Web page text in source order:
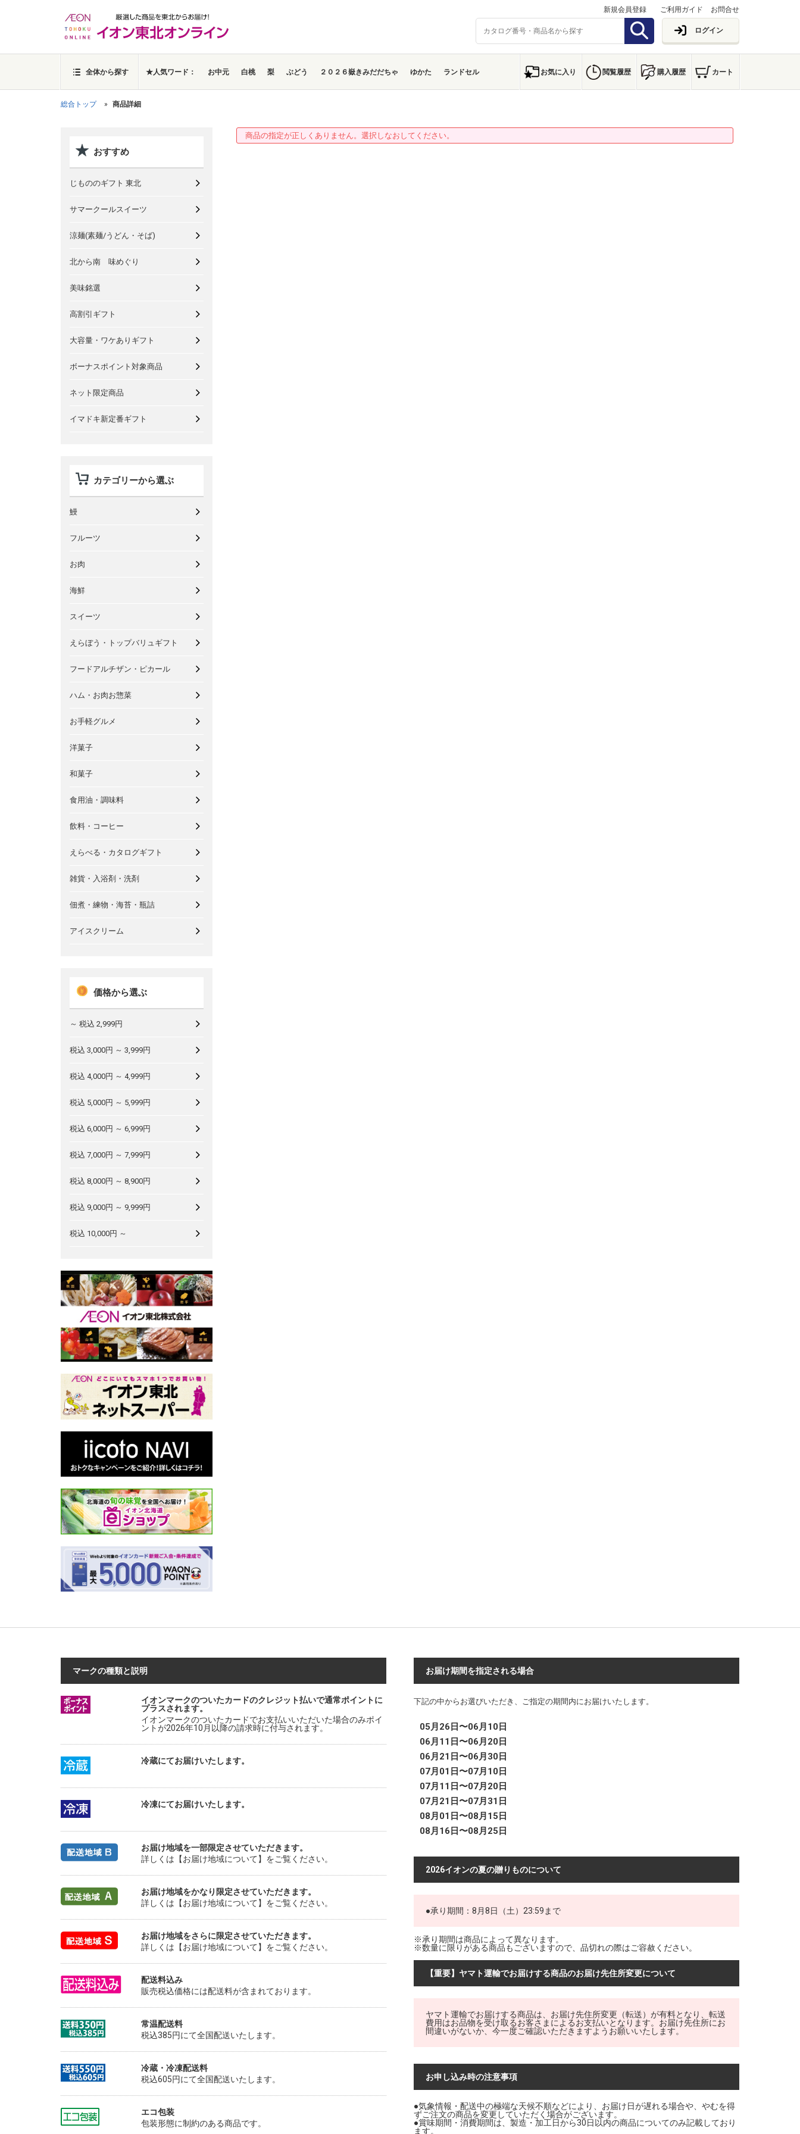
新規会員登録 ご利用ガイド お問合せ
ログイン
全体から探す ★人気ワード： お中元 白桃 梨 ぶどう ２０２６嶽きみだだちゃ ゆかた ランドセル お気に入り 閲覧履歴 購入履歴 カート
総合トップ 商品詳細
おすすめ
じもののギフト 東北
サマークールスイーツ
涼麺(素麺/うどん・そば)
北から南 味めぐり
美味銘選
高割引ギフト
大容量・ワケありギフト
ボーナスポイント対象商品
ネット限定商品
イマドキ新定番ギフト
カテゴリーから選ぶ
鰻
フルーツ
お肉
海鮮
スイーツ
えらぼう・トップバリュギフト
フードアルチザン・ピカール
ハム・お肉お惣菜
お手軽グルメ
洋菓子
和菓子
食用油・調味料
飲料・コーヒー
えらべる・カタログギフト
雑貨・入浴剤・洗剤
佃煮・練物・海苔・瓶詰
アイスクリーム
価格から選ぶ
～ 税込 2,999円
税込 3,000円 ～ 3,999円
税込 4,000円 ～ 4,999円
税込 5,000円 ～ 5,999円
税込 6,000円 ～ 6,999円
税込 7,000円 ～ 7,999円
税込 8,000円 ～ 8,900円
税込 9,000円 ～ 9,999円
税込 10,000円 ～
商品の指定が正しくありません。選択しなおしてください。
マークの種類と説明
イオンマークのついたカードのクレジット払いで通常ポイントに
プラスされます。
イオンマークのついたカードでお支払いいただいた場合のみポイ
ントが2026年10月以降の請求時に付与されます。
冷蔵にてお届けいたします。
冷凍にてお届けいたします。
お届け地域を一部限定させていただきます。
詳しくは【お届け地域について】をご覧ください。
お届け地域をかなり限定させていただきます。
詳しくは【お届け地域について】をご覧ください。
お届け地域をさらに限定させていただきます。
詳しくは【お届け地域について】をご覧ください。
配送料込み
販売税込価格には配送料が含まれております。
常温配送料
税込385円にて全国配送いたします。
冷蔵・冷凍配送料
税込605円にて全国配送いたします。
エコ包装
包装形態に制約のある商品です。
お届け期間を指定される場合
下記の中からお選びいただき、ご指定の期間内にお届けいたします。
05月26日〜06月10日
06月11日〜06月20日
06月21日〜06月30日
07月01日〜07月10日
07月11日〜07月20日
07月21日〜07月31日
08月01日〜08月15日
08月16日〜08月25日
2026イオンの夏の贈りものについて
●承り期間：8月8日（土）23:59まで
※承り期間は商品によって異なります。
※数量に限りがある商品もございますので、品切れの際はご容赦ください。
【重要】ヤマト運輸でお届けする商品のお届け先住所変更について
ヤマト運輸でお届けする商品は、お届け先住所変更（転送）が有料となり、転送
費用はお品物を受け取るお客さまによるお支払いとなります。お届け先住所にお
間違いがないか、今一度ご確認いただきますようお願いいたします。
お申し込み時の注意事項
●気象情報・配送中の極端な天候不順などにより、お届け日が遅れる場合や、やむを得
ずご注文の商品を変更していただく場合がございます。
●賞味期間・消費期間は、製造・加工日から30日以内の商品についてのみ記載しており
ます。